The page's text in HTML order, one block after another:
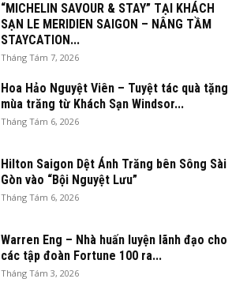
“MICHELIN SAVOUR & STAY” TẠI KHÁCH
SẠN LE MERIDIEN SAIGON – NÂNG TẦM
STAYCATION...
Tháng Tám 7, 2026
Hoa Hảo Nguyệt Viên – Tuyệt tác quà tặng
mùa trăng từ Khách Sạn Windsor...
Tháng Tám 6, 2026
Hilton Saigon Dệt Ánh Trăng bên Sông Sài
Gòn vào “Bội Nguyệt Lưu”
Tháng Tám 6, 2026
Warren Eng – Nhà huấn luyện lãnh đạo cho
các tập đoàn Fortune 100 ra...
Tháng Tám 3, 2026